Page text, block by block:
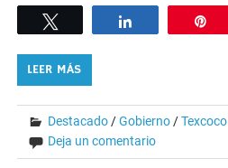
LEER MÁS
Destacado /Gobierno /Texcoco
Deja un comentario